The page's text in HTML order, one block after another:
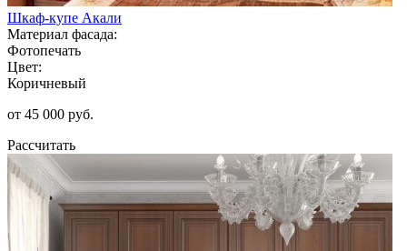
Шкаф-купе Акали
Материал фасада:
Фотопечать
Цвет:
Коричневый
от 45 000 руб.
Рассчитать